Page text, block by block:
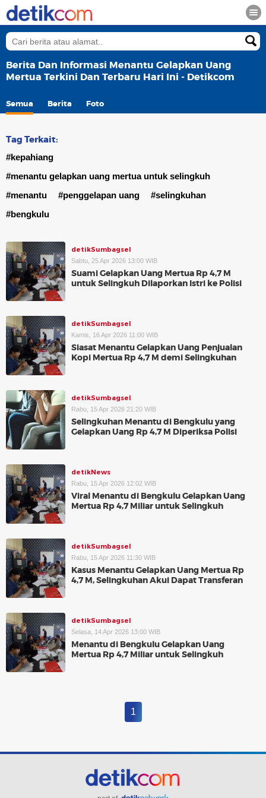
Berita Dan Informasi Menantu Gelapkan Uang
Mertua Terkini Dan Terbaru Hari Ini - Detikcom
Semua Berita Foto
Tag Terkait:
#kepahiang
#menantu gelapkan uang mertua untuk selingkuh
#menantu
#penggelapan uang
#selingkuhan
#bengkulu
detikSumbagsel
Sabtu, 25 Apr 2026 13:00 WIB
Suami Gelapkan Uang Mertua Rp 4,7 M
untuk Selingkuh Dilaporkan Istri ke Polisi
detikSumbagsel
Kamis, 16 Apr 2026 11:00 WIB
Siasat Menantu Gelapkan Uang Penjualan
Kopi Mertua Rp 4,7 M demi Selingkuhan
detikSumbagsel
Rabu, 15 Apr 2026 21:20 WIB
Selingkuhan Menantu di Bengkulu yang
Gelapkan Uang Rp 4,7 M Diperiksa Polisi
detikNews
Rabu, 15 Apr 2026 12:02 WIB
Viral Menantu di Bengkulu Gelapkan Uang
Mertua Rp 4,7 Miliar untuk Selingkuh
detikSumbagsel
Rabu, 15 Apr 2026 11:30 WIB
Kasus Menantu Gelapkan Uang Mertua Rp
4,7 M, Selingkuhan Akui Dapat Transferan
detikSumbagsel
Selasa, 14 Apr 2026 13:00 WIB
Menantu di Bengkulu Gelapkan Uang
Mertua Rp 4,7 Miliar untuk Selingkuh
1